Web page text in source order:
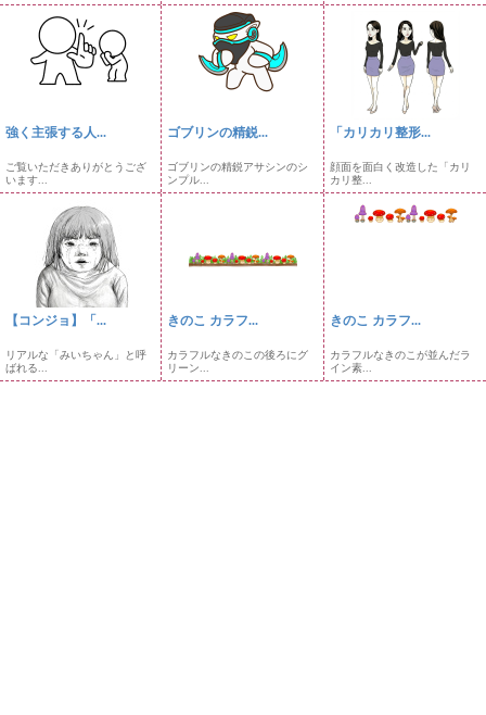
強く主張する人...
ご覧いただきありがとうござ
います...
ゴブリンの精鋭...
ゴブリンの精鋭アサシンのシ
ンプル...
「カリカリ整形...
顔面を面白く改造した「カリ
カリ整...
【コンジョ】「...
リアルな「みいちゃん」と呼
ばれる...
きのこ カラフ...
カラフルなきのこの後ろにグ
リーン...
きのこ カラフ...
カラフルなきのこが並んだラ
イン素...